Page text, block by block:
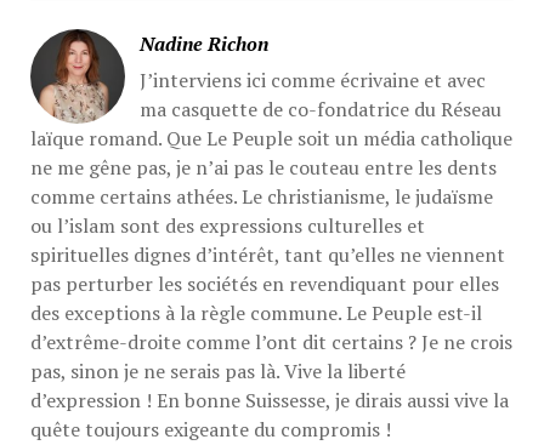
Nadine Richon
J’interviens ici comme écrivaine et avec
ma casquette de co-fondatrice du Réseau
laïque romand. Que Le Peuple soit un média catholique
ne me gêne pas, je n’ai pas le couteau entre les dents
comme certains athées. Le christianisme, le judaïsme
ou l’islam sont des expressions culturelles et
spirituelles dignes d’intérêt, tant qu’elles ne viennent
pas perturber les sociétés en revendiquant pour elles
des exceptions à la règle commune. Le Peuple est-il
d’extrême-droite comme l’ont dit certains ? Je ne crois
pas, sinon je ne serais pas là. Vive la liberté
d’expression ! En bonne Suissesse, je dirais aussi vive la
quête toujours exigeante du compromis !